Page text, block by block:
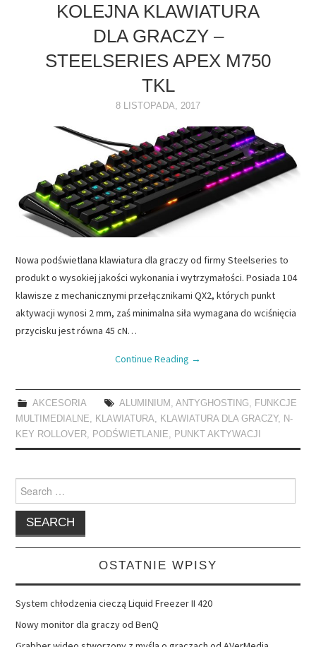
MONITORY
OPROGRAMOWANIE
KOLEJNA KLAWIATURA
DLA GRACZY –
STEELSERIES APEX M750
TKL
8 LISTOPADA, 2017
Nowa podświetlana klawiatura dla graczy od firmy Steelseries to
produkt o wysokiej jakości wykonania i wytrzymałości. Posiada 104
klawisze z mechanicznymi przełącznikami QX2, których punkt
aktywacji wynosi 2 mm, zaś minimalna siła wymagana do wciśnięcia
przycisku jest równa 45 cN…
Continue Reading →
AKCESORIA ALUMINIUM , ANTYGHOSTING, FUNKCJE
MULTIMEDIALNE, KLAWIATURA, KLAWIATURA DLA GRACZY, N-
KEY ROLLOVER, PODŚWIETLANIE, PUNKT AKTYWACJI
Search
for:
OSTATNIE WPISY
System chłodzenia cieczą Liquid Freezer II 420
Nowy monitor dla graczy od BenQ